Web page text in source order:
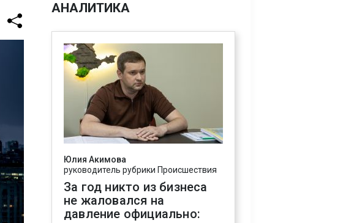
АНАЛИТИКА
Юлия Акимова
руководитель рубрики Происшествия
За год никто из бизнеса
не жаловался на
давление официально: